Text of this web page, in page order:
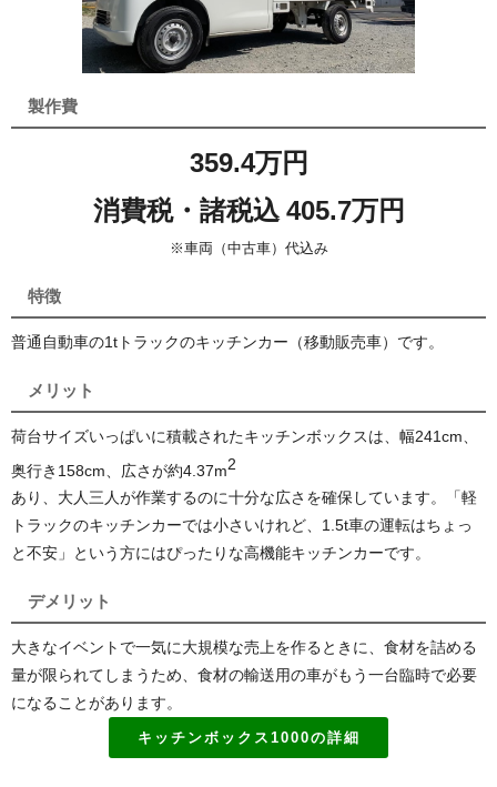
製作費
359.4万円
消費税・諸税込 405.7万円
※車両（中古車）代込み
特徴
普通自動車の1tトラックのキッチンカー（移動販売車）です。
メリット
荷台サイズいっぱいに積載されたキッチンボックスは、幅241cm、
奥行き158cm、広さが約4.37m2
あり、大人三人が作業するのに十分な広さを確保しています。「軽
トラックのキッチンカーでは小さいけれど、1.5t車の運転はちょっ
と不安」という方にはぴったりな高機能キッチンカーです。
デメリット
大きなイベントで一気に大規模な売上を作るときに、食材を詰める
量が限られてしまうため、食材の輸送用の車がもう一台臨時で必要
になることがあります。
キッチンボックス1000の詳細